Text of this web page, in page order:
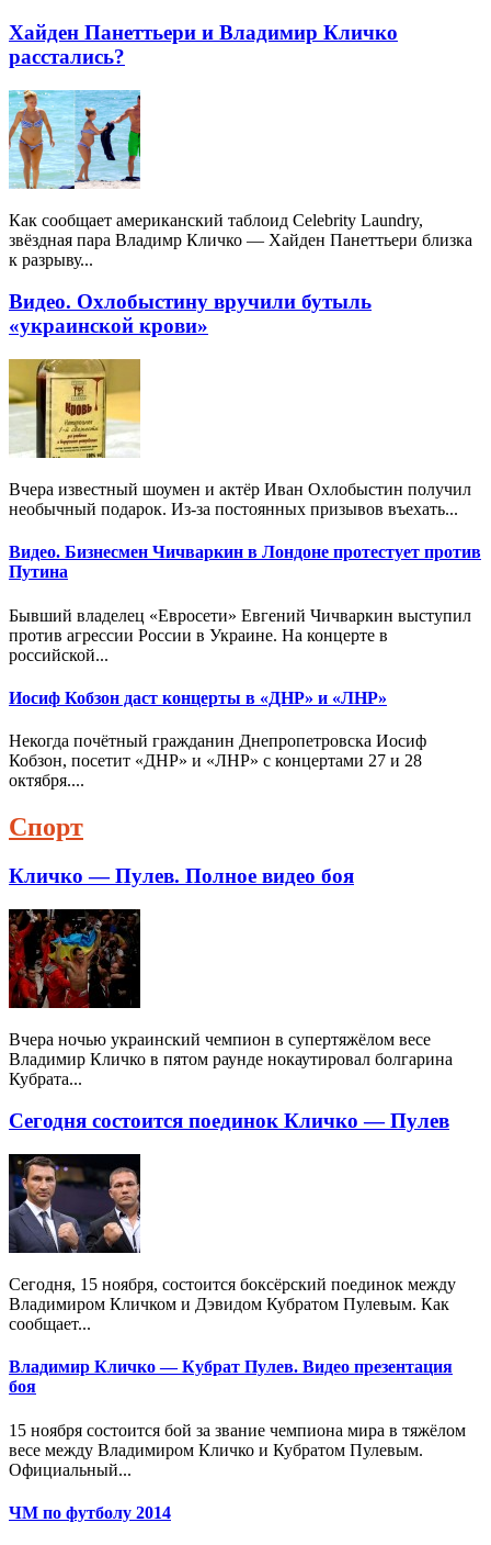
Хайден Панеттьери и Владимир Кличко
расстались?
Как сообщает американский таблоид Celebrity Laundry,
звёздная пара Владимр Кличко — Хайден Панеттьери близка
к разрыву...
Видео. Охлобыстину вручили бутыль
«украинской крови»
Вчера известный шоумен и актёр Иван Охлобыстин получил
необычный подарок. Из-за постоянных призывов въехать...
Видео. Бизнесмен Чичваркин в Лондоне протестует против
Путина
Бывший владелец «Евросети» Евгений Чичваркин выступил
против агрессии России в Украине. На концерте в
российской...
Иосиф Кобзон даст концерты в «ДНР» и «ЛНР»
Некогда почётный гражданин Днепропетровска Иосиф
Кобзон, посетит «ДНР» и «ЛНР» с концертами 27 и 28
октября....
Спорт
Кличко — Пулев. Полное видео боя
Вчера ночью украинский чемпион в супертяжёлом весе
Владимир Кличко в пятом раунде нокаутировал болгарина
Кубрата...
Сегодня состоится поединок Кличко — Пулев
Сегодня, 15 ноября, состоится боксёрский поединок между
Владимиром Кличком и Дэвидом Кубратом Пулевым. Как
сообщает...
Владимир Кличко — Кубрат Пулев. Видео презентация
боя
15 ноября состоится бой за звание чемпиона мира в тяжёлом
весе между Владимиром Кличко и Кубратом Пулевым.
Официальный...
ЧМ по футболу 2014